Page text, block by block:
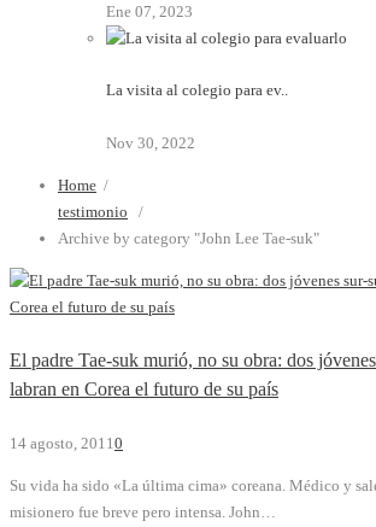
Ene 07, 2023
La visita al colegio para ev..
Nov 30, 2022
Home /
testimonio /
Archive by category "John Lee Tae-suk"
El padre Tae-suk murió, no su obra: dos
labran en Corea el futuro de su país
14 agosto, 2011 0
Su vida ha sido «La última cima» coreana. Médico y
misionero fue breve pero intensa. John…